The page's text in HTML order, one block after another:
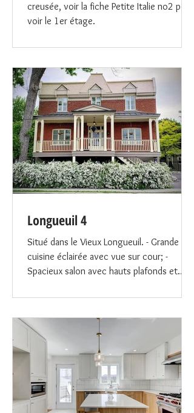
creusée, voir la fiche Petite Italie no2 pour
voir le 1er étage.
Longueuil 4
Situé dans le Vieux Longueuil. - Grande
cuisine éclairée avec vue sur cour; -
Spacieux salon avec hauts plafonds et
architecture 1875 rénové avec soins; -
Nombreux stationnements; - Quartier
historique du Vieux-Longueuil; - Marina
accessible à pieds; - Option de louer
d'autres appartements en même temps
pour loger l'équipe et bien plus.